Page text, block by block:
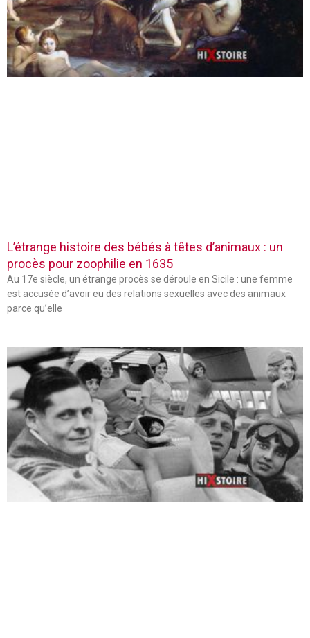
L’étrange histoire des bébés à têtes d’animaux : un
procès pour zoophilie en 1635
Au 17e siècle, un étrange procès se déroule en Sicile : une femme
est accusée d’avoir eu des relations sexuelles avec des animaux
parce qu’elle